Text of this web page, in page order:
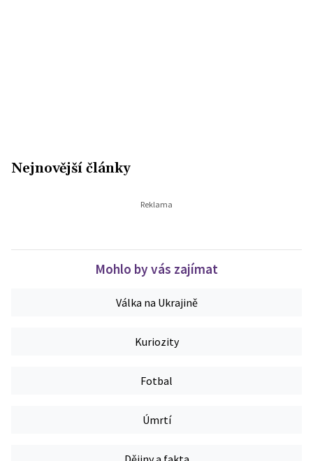
Nejnovější články
Mohlo by vás zajímat
Válka na Ukrajině
Kuriozity
Fotbal
Úmrtí